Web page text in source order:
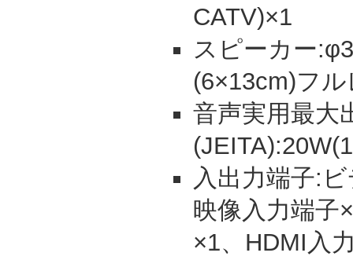
CATV)×1
スピーカー
(6×13cm)フ
音声実用最大
入出力端子:
映像入力端子
×1、HDMI入